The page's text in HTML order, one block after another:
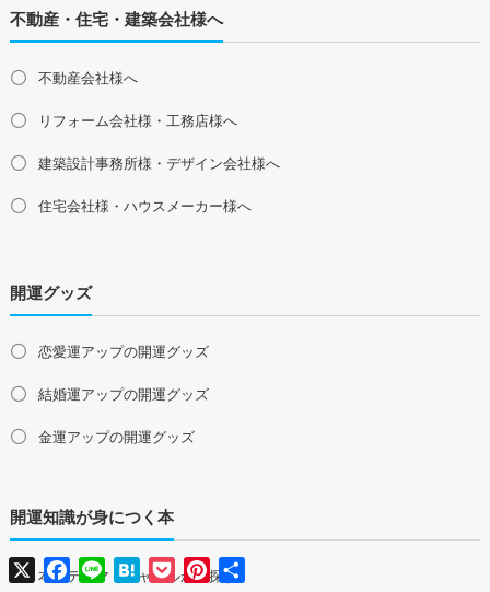
富山県の占い師募集・求人
福井県の占い師募集・求人
関西地方の占い師募集・求人
大阪府の占い師募集・求人
兵庫県の占い師募集・求人
奈良県の占い師募集・求人
和歌山県の占い師募集・求人
中国地方の占い師募集・求人
山口県の占い師募集・求人
四国地方の占い師募集・求人
愛媛県の占い師募集・求人
九州地方の占い師募集・求人
大分県の占い師募集・求人
不動産・住宅・建築会社様へ
不動産会社様へ
リフォーム会社様・工務店様へ
建築設計事務所様・デザイン会社様へ
住宅会社様・ハウスメーカー様へ
開運グッズ
恋愛運アップの開運グッズ
結婚運アップの開運グッズ
金運アップの開運グッズ
健康運アップの開運グッズ
家庭運・家族運アップの開運グッズ
開運知識が身につく本
本のテーマ・ジャンルから探す
X Facebook
Line HatenaPocketPinterest